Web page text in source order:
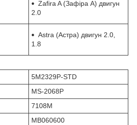
Zafira A (Зафіра А) двигун
2.0
Astra (Астра) двигун 2.0,
1.8
5M2329P-STD
MS-2068P
7108M
MB060600